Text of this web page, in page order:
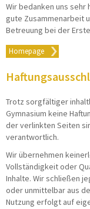
Wir bedanken uns
gute Zusammenarbeit
Betreuung bei der
Homepage
Trotz sorgfältiger
Gymnasium keine
der verlinkten Seiten
verantwortlich.
Wir übernehmen
Vollständigkeit oder
Inhalte. Wir schließen
oder unmittelbar aus
Nutzung erfolgt auf